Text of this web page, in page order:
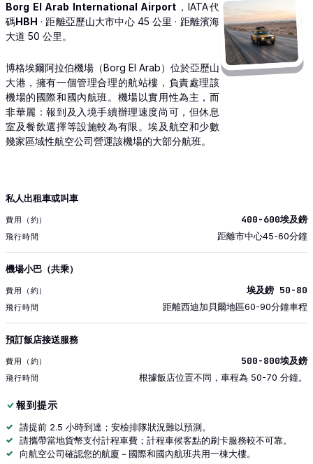
Borg El Arab International Airport ，IATA代
碼HBH · 距離亞歷山大市中心 45 公里 · 距離濱海
大道 50 公里。
博格埃爾阿拉伯機場（Borg El Arab）位於亞歷山
大港，擁有一個管理合理的航站樓，負責處理該
機場的國際和國內航班。機場以實用性為主，而
非華麗：報到及入境手續辦理速度尚可，但休息
室及餐飲選擇等設施較為有限。埃及航空和少數
幾家區域性航空公司營運該機場的大部分航班。
交通
私人出租車或叫車
400-600埃及鎊
距離市中心45-60分鐘
機場小巴（共乘）
埃及鎊 50-80
距離西迪加貝爾地區60-90分鐘車程
預訂飯店接送服務
500-800埃及鎊
根據飯店位置不同，車程為 50-70 分鐘。
報到提示
請提前 2.5 小時到達；安檢排隊狀況難以預測。
請攜帶當地貨幣支付計程車費；計程車候客點的刷卡服務較不可靠。
向航空公司確認您的航廈－國際和國內航班共用一棟大樓。